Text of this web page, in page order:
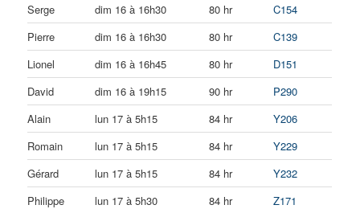
Serge
dim 16 à 16h30 80 hr
C154
Pierre
dim 16 à 16h30 80 hr
C139
Lionel
dim 16 à 16h45 80 hr
D151
David
dim 16 à 19h15 90 hr
P290
Alain
lun 17 à 5h15 84 hr
Y206
Romain
lun 17 à 5h15 84 hr
Y229
Gérard
lun 17 à 5h15 84 hr
Y232
Philippe
lun 17 à 5h30 84 hr
Z171